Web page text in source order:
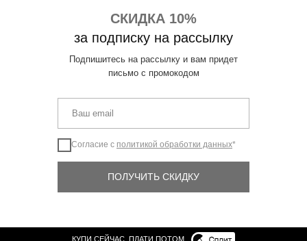
КУПИ СЕЙЧАС, ПЛАТИ ПОТОМ
СКИДКА 10%
за подписку на рассылку
Подпишитесь на рассылку и вам придет
письмо с промокодом
Согласие с политикой обработки данных*
ПОЛУЧИТЬ СКИДКУ